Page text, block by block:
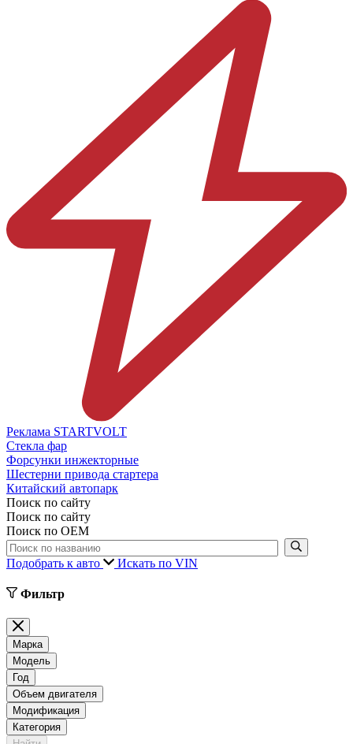
Реклама STARTVOLT
Стекла фар
Форсунки инжекторные
Шестерни привода стартера
Китайский автопарк
Поиск по сайту
Поиск по сайту
Поиск по ОЕМ
Подобрать к авто Искать по VIN
Фильтр
Марка
Модель
Год
Объем двигателя
Модификация
Категория